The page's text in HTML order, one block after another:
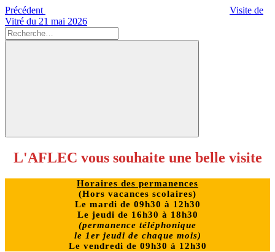
Précédent
Visite de
Vitré du 21 mai 2026
Recherche
pour
L'AFLEC vous souhaite une belle visite
Horaires des permanences
(Hors vacances scolaires)
Le mardi de 09h30 à 12h30
Le jeudi de 16h30 à 18h30
(permanence téléphonique
le 1er jeudi de chaque mois)
Le vendredi de 09h30 à 12h30